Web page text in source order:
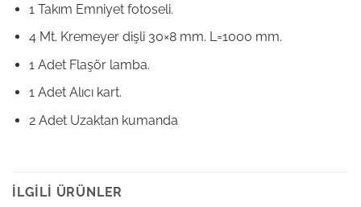
1 Takım Emniyet fotoseli.
4 Mt. Kremeyer dişli 30×8 mm. L=1000 mm.
1 Adet Flaşör lamba.
1 Adet Alıcı kart.
2 Adet Uzaktan kumanda
İLGILI ÜRÜNLER